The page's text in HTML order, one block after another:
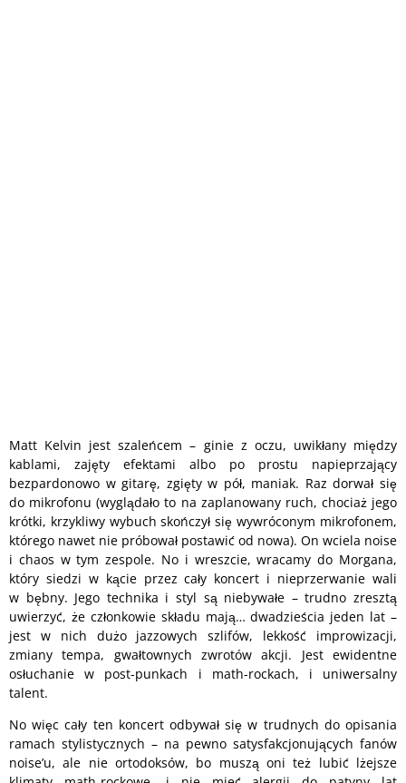
Matt Kelvin jest szaleńcem – ginie z oczu, uwikłany między
kablami, zajęty efektami albo po prostu napieprzający
bezpardonowo w gitarę, zgięty w pół, maniak. Raz dorwał się
do mikrofonu (wyglądało to na zaplanowany ruch, chociaż jego
krótki, krzykliwy wybuch skończył się wywróconym mikrofonem,
którego nawet nie próbował postawić od nowa). On wciela noise
i chaos w tym zespole. No i wreszcie, wracamy do Morgana,
który siedzi w kącie przez cały koncert i nieprzerwanie wali
w bębny. Jego technika i styl są niebywałe – trudno zresztą
uwierzyć, że członkowie składu mają… dwadzieścia jeden lat –
jest w nich dużo jazzowych szlifów, lekkość improwizacji,
zmiany tempa, gwałtownych zwrotów akcji. Jest ewidentne
osłuchanie w post-punkach i math-rockach, i uniwersalny
talent.
No więc cały ten koncert odbywał się w trudnych do opisania
ramach stylistycznych – na pewno satysfakcjonujących fanów
noise’u, ale nie ortodoksów, bo muszą oni też lubić lżejsze